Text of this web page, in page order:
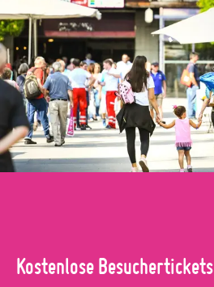
Kostenlose Besuchertickets